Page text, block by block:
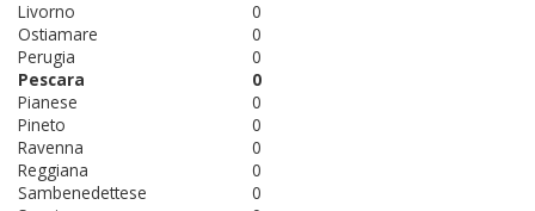
0
Livorno
0
Ostiamare
0
Perugia
0
Pescara
0
Pianese
0
Pineto
0
Ravenna
0
Reggiana
0
Sambenedettese